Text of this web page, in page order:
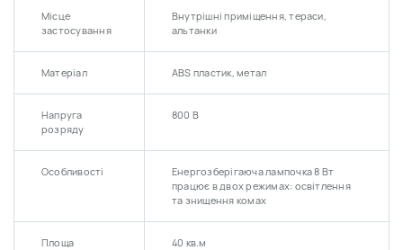
Місце
застосування
Внутрішні приміщення, тераси,
альтанки
Матеріал ABS пластик, метал
Напруга
розряду
800 В
Особливості
Енергозберігаюча лампочка 8 Вт
працює в двох режимах: освітлення
та знищення комах
Площа 40 кв.м